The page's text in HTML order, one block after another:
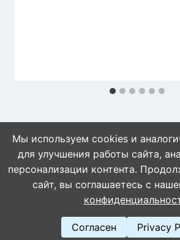
© 2026
Мы используем cookies и
для улучшения работы сайта,
персонализации контента.
сайт, вы соглашаетесь с
Согласен Privacy